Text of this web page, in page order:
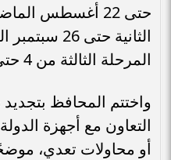
حتى 22 أغسطس
الثانية حتى
المرحلة الثالثة من 4 حتى 24 أكتوبر المقبل.
واختتم المحافظ
التعاون مع أجهزة
أو محاولات تعدي،